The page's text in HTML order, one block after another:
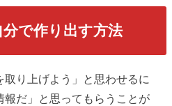
で作り出す方法
り上げよう」と思わせるに
報だ」と思ってもらうことが